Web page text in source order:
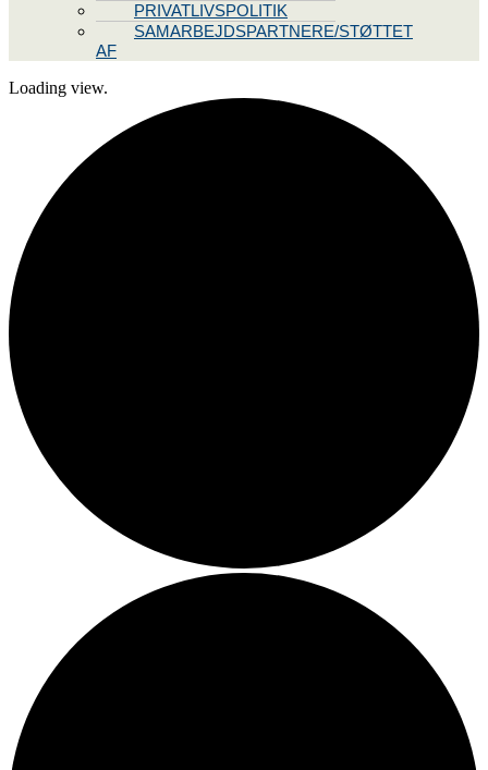
PRIVATLIVSPOLITIK
SAMARBEJDSPARTNERE/STØTTET
AF
Loading view.